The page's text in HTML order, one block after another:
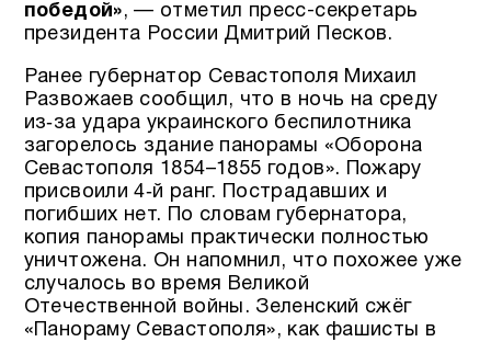
победой», — отметил пресс-секретарь
президента России Дмитрий Песков.
Ранее губернатор Севастополя Михаил
Развожаев сообщил, что в ночь на среду
из‑за удара украинского беспилотника
загорелось здание панорамы «Оборона
Севастополя 1854–1855 годов». Пожару
присвоили 4‑й ранг. Пострадавших и
погибших нет. По словам губернатора,
копия панорамы практически полностью
уничтожена. Он напомнил, что похожее уже
случалось во время Великой
Отечественной войны. Зеленский сжёг
«Панораму Севастополя», как фашисты в